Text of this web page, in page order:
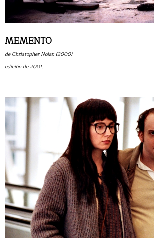
MEMENTO
de Christopher Nolan (2000)
edición de 2001.